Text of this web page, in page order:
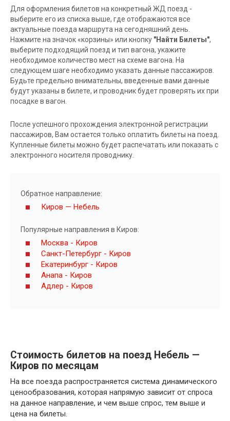
Для оформления билетов на конкретный ЖД поезд -
выберите его из списка выше, где отображаются все
актуальные поезда маршрута на сегодняшний день.
Нажмите на значок «корзины» или кнопку "Найти Билеты",
выберите подходящий поезд и тип вагона, укажите
необходимое количество мест на схеме вагона. На
следующем шаге необходимо указать данные пассажиров.
Будьте предельно внимательны, введенные вами данные
будут указаны в билете, и проводник будет проверять их при
посадке в вагон.
После успешного прохождения электронной регистрации
пассажиров, Вам остается только оплатить билеты на поезд.
Купленные билеты можно будет распечатать или показать с
электронного носителя проводнику.
Обратное направление:
Киров — Небель
Популярные направления в Киров:
Москва - Киров
Санкт-Петербург - Киров
Екатеринбург - Киров
Анапа - Киров
Адлер - Киров
Стоимость билетов на поезд Небель —
Киров по месяцам
На все поезда распространяется система динамического
ценообразования, которая напрямую зависит от спроса
на данное направление, и чем выше спрос, тем выше и
цена на билеты.